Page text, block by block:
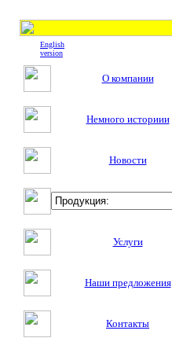
English
version
О компании
Немного историии
Новости
Услуги
Наши предложения
Контакты